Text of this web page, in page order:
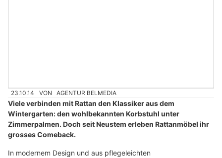
23.10.14 VON AGENTUR BELMEDIA
Viele verbinden mit Rattan den Klassiker aus dem
Wintergarten: den wohlbekannten Korbstuhl unter
Zimmerpalmen. Doch seit Neustem erleben Rattanmöbel ihr
grosses Comeback.
In modernem Design und aus pflegeleichten